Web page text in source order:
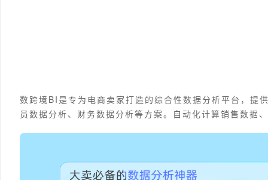
数跨境BI是专为电商卖家打造的综合性数据分析平台，提
员数据分析、财务数据分析等方案。自动化计算销售数据